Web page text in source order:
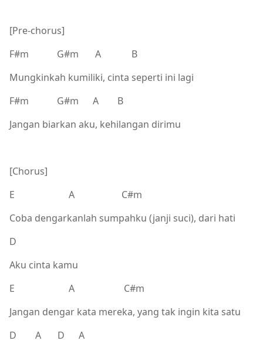
[Pre-chorus]
F#m G#m A B
Mungkinkah kumiliki, cinta seperti ini lagi
F#m G#m A B
Jangan biarkan aku, kehilangan dirimu
[Chorus]
E A C#m
Coba dengarkanlah sumpahku (janji suci), dari hati
D
Aku cinta kamu
E A C#m
Jangan dengar kata mereka, yang tak ingin kita satu
D A D A